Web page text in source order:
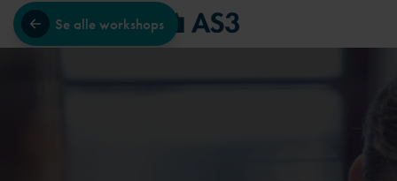
Se alle workshops